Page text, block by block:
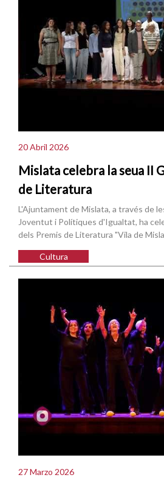
20 Abril 2026
Mislata celebra la seua II
de Literatura
L'Ajuntament de Mislata, a través de
Joventut i Polítiques d'Igualtat, ha
dels Premis de Literatura "Vila de
Cultura
27 Marzo 2026